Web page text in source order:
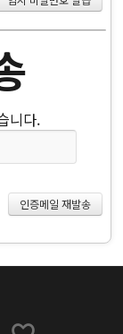
니다.